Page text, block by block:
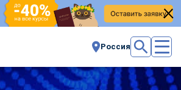
Россия